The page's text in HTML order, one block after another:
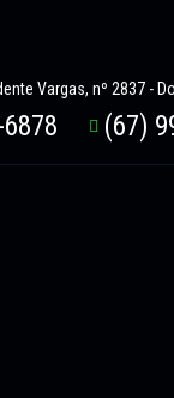
Vargas, nº 2837 -
(67)